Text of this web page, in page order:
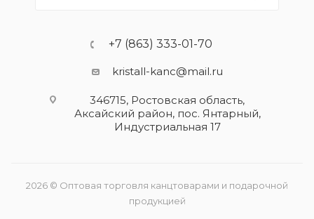
+7 (863) 333-01-70
kristall-kanc@mail.ru
346715, Ростовская область​,
Аксайский район, пос. Янтарный,
Индустриальная 17
2026 © Оптовая торговля канцтоварами и подарочной
продукцией